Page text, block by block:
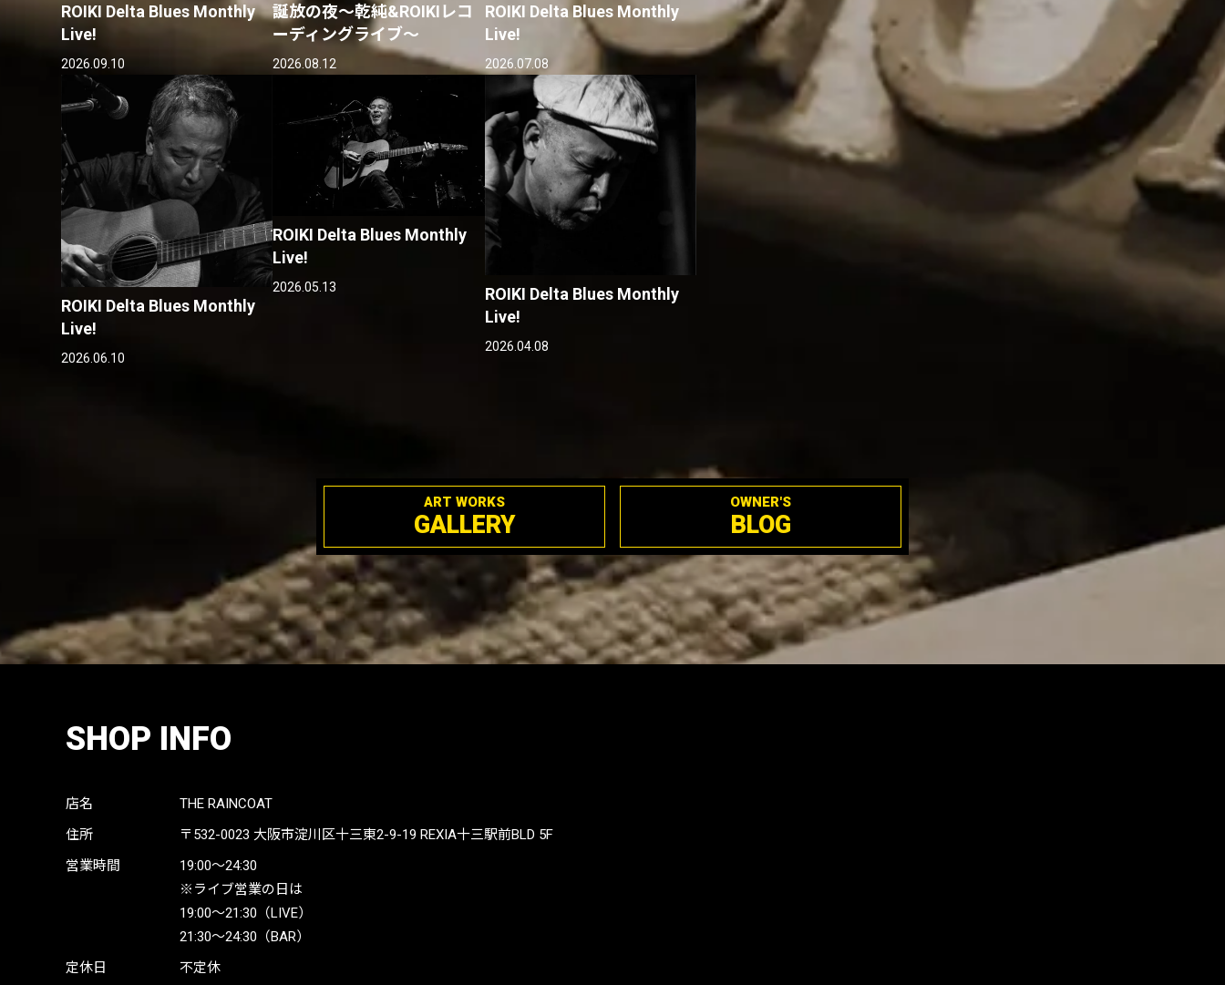
ROIKI Delta Blues Monthly
Live!
2026.09.10
誕放の夜〜乾純&ROIKIレコ
ーディングライブ〜
2026.08.12
ROIKI Delta Blues Monthly
Live!
2026.07.08
ROIKI Delta Blues Monthly
Live!
2026.06.10
ROIKI Delta Blues Monthly
Live!
2026.05.13
ROIKI Delta Blues Monthly
Live!
2026.04.08
ART WORKS
GALLERY
OWNER'S
BLOG
SHOP INFO
店名
THE RAINCOAT
住所
〒532-0023 大阪市淀川区十三東2-9-19 REXIA十三駅前BLD 5F
営業時間
19:00〜24:30
※ライブ営業の日は
19:00〜21:30（LIVE）
21:30〜24:30（BAR）
定休日
不定休